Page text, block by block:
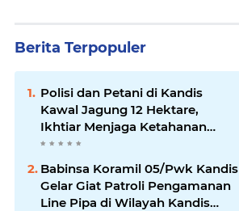
Berita Terpopuler
Polisi dan Petani di Kandis
Kawal Jagung 12 Hektare,
Ikhtiar Menjaga Ketahanan
Pangan
Babinsa Koramil 05/Pwk Kandis
Gelar Giat Patroli Pengamanan
Line Pipa di Wilayah Kandis